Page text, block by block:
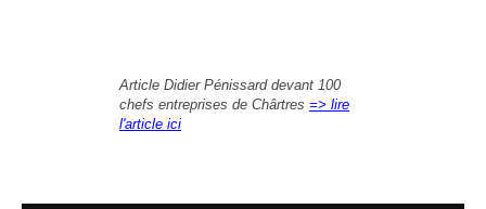
Article Didier Pénissard devant 100
chefs entreprises de Chârtres => lire
l'article ici